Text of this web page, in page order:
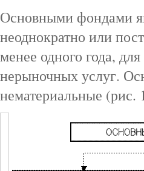
Основными фондами
неоднократно или
менее одного года,
нерыночных услуг.
нематериальные (рис.